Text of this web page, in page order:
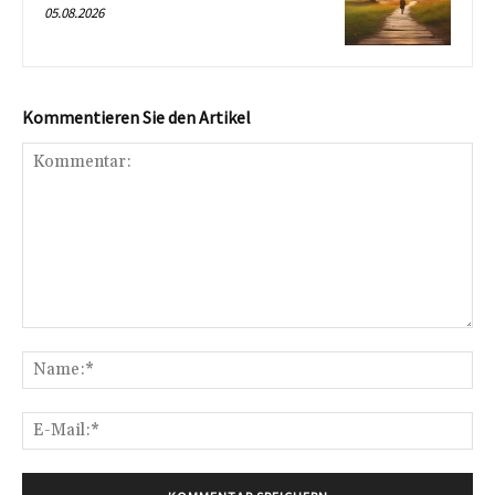
05.08.2026
Kommentieren Sie den Artikel